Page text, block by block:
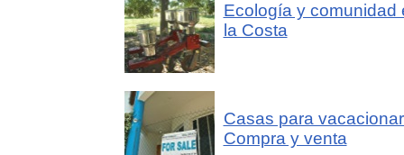
Ecología y comunidad
la Costa
Casas para
Compra y venta